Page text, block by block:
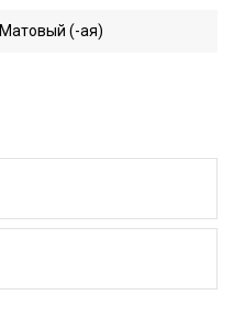
Матовый (-ая)